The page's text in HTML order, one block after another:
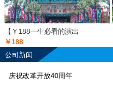
【￥188一生必看的演出
￥188
公司新闻
庆祝改革开放40周年